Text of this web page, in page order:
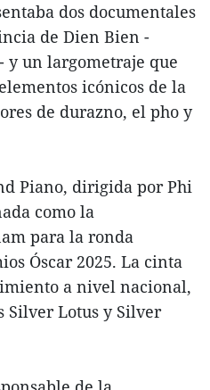
dos documentales
de Dien Bien -
y un largometraje que
icónicos de la
de durazno, el pho y
Piano, dirigida por Phi
como la
para la ronda
Óscar 2025. La cinta
a nivel nacional,
Silver Lotus y Silver